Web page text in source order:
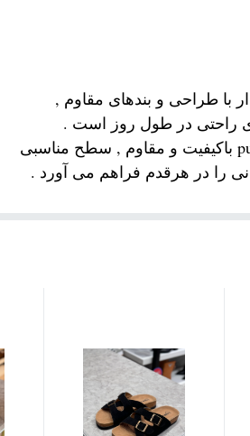
با طراحی و بندهای مقاوم ,
راحتی در طول روز است .
این مدل با زیره pu باکیفیت و مقاوم , سطح مناسبی
را در هرقدم فراهم می آورد .